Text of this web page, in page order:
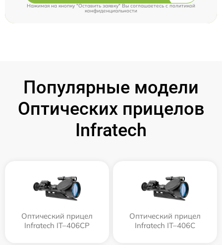
Нажимая на кнопку "Оставить заявку" Вы соглашаетесь cполитикой
конфиденциальности
Популярные модели
Оптических прицелов
Infratech
Оптический прицел
Infratech IT–406СP
Оптический прицел
Infratech IT–406С